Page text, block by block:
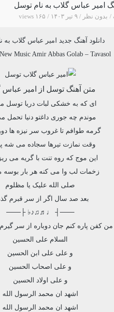
امیر عباس گلاب به نام توسل
بدون نظر ۹ تیر ۱۴۰۳ ۱۶۵ views
دانلود آهنگ جدید امیر عباس گلاب به
Music Amir Abbas Golab– Tavasol
متن آهنگ توسل از امیر عباس
ای که به خشکی لبات دریا توسل
موندم چه جوری داغتو دنیا تحمل
گرمه طوافم تا غروب سر نیزه ها
وقت نمازت تیرها سجاده می شه
این موج که روه تنت با گریه می
زخمات لب وا می کنه هر بار بوسه
صلی الله علیک یا مظلوم
بعد صد سال اگر از سر قبرم
───┤ ♩♬♫♪♭ ├───
من کفن پاره کنم جان دوباره از سر
السلام علی الحسین
و علی علی ابن الحسین
و علی اصحاب الحسین
و علی اولاد الحسین
اشهد ان محمد الرسول الله
اشهد ان محمد الرسول الله